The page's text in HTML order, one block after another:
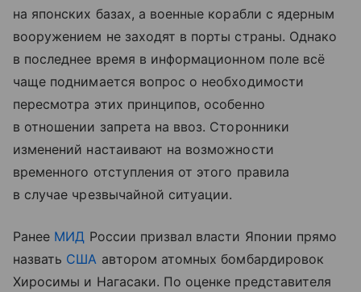
на японских базах, а военные корабли с ядерным
вооружением не заходят в порты страны. Однако
в последнее время в информационном поле всё
чаще поднимается вопрос о необходимости
пересмотра этих принципов, особенно
в отношении запрета на ввоз. Сторонники
изменений настаивают на возможности
временного отступления от этого правила
в случае чрезвычайной ситуации.
Ранее МИД России призвал власти Японии прямо
назвать США автором атомных бомбардировок
Хиросимы и Нагасаки. По оценке представителя